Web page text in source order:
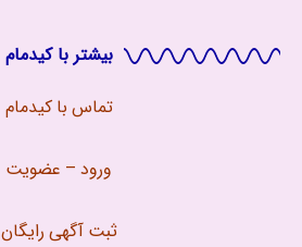
بیشتر با کیدمام
تماس باکیدمام
ورود – عضویت
ثبت آگهی رایگان